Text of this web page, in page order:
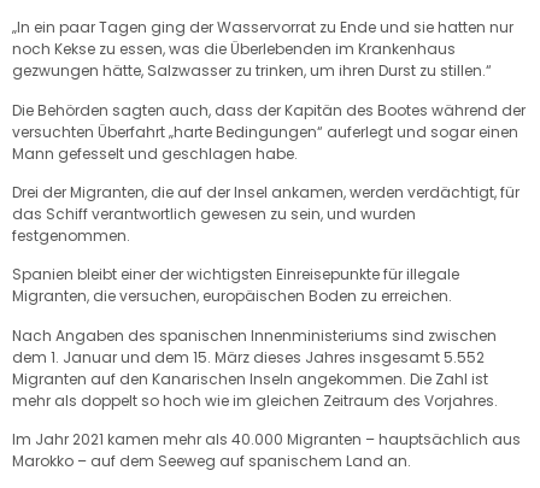
„In ein paar Tagen ging der Wasservorrat zu Ende und sie hatten nur
noch Kekse zu essen, was die Überlebenden im Krankenhaus
gezwungen hätte, Salzwasser zu trinken, um ihren Durst zu stillen.“
Die Behörden sagten auch, dass der Kapitän des Bootes während der
versuchten Überfahrt „harte Bedingungen“ auferlegt und sogar einen
Mann gefesselt und geschlagen habe.
Drei der Migranten, die auf der Insel ankamen, werden verdächtigt, für
das Schiff verantwortlich gewesen zu sein, und wurden
festgenommen.
Spanien bleibt einer der wichtigsten Einreisepunkte für illegale
Migranten, die versuchen, europäischen Boden zu erreichen.
Nach Angaben des spanischen Innenministeriums sind zwischen
dem 1. Januar und dem 15. März dieses Jahres insgesamt 5.552
Migranten auf den Kanarischen Inseln angekommen. Die Zahl ist
mehr als doppelt so hoch wie im gleichen Zeitraum des Vorjahres.
Im Jahr 2021 kamen mehr als 40.000 Migranten – hauptsächlich aus
Marokko – auf dem Seeweg auf spanischem Land an.